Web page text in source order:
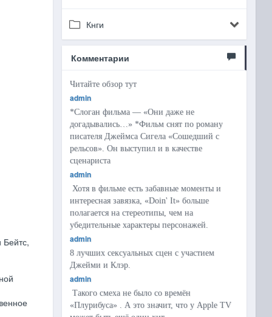
Кнги
Комментарии
Читайте обзор тут
admin
*Слоган фильма — «Они даже не
догадывались…» *Фильм снят по роману
писателя Джеймса Сигела «Сошедший с
рельсов». Он выступил и в качестве
сценариста
admin
Хотя в фильме есть забавные моменты и
интересная завязка, «Doin' It» больше
полагается на стереотипы, чем на
убедительные характеры персонажей.
admin
8 лучших сексуальных сцен с участием
Джейми и Клэр.
admin
Такого смеха не было со времён
«Плурибуса» . А это значит, что у Apple TV